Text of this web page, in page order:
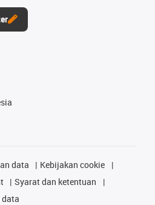
data
Kebijakan cookie
Syarat dan ketentuan